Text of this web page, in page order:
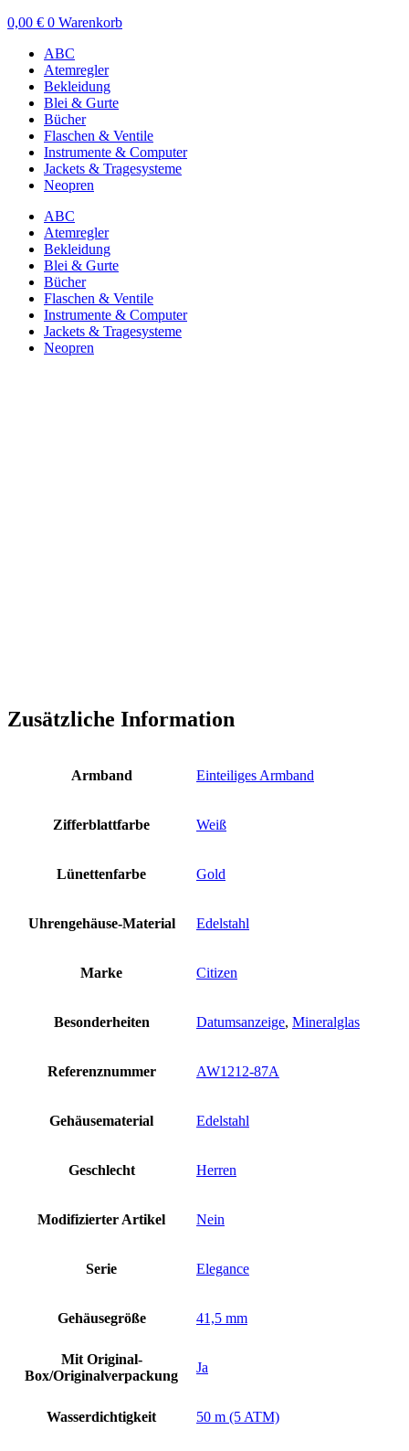
0,00 € 0 Warenkorb
ABC
Atemregler
Bekleidung
Blei & Gurte
Bücher
Flaschen & Ventile
Instrumente & Computer
Jackets & Tragesysteme
Neopren
ABC
Atemregler
Bekleidung
Blei & Gurte
Bücher
Flaschen & Ventile
Instrumente & Computer
Jackets & Tragesysteme
Neopren
Zusätzliche Information
Armband Einteiliges Armband
Zifferblattfarbe Weiß
Lünettenfarbe Gold
Uhrengehäuse-Material Edelstahl
Marke Citizen
Besonderheiten Datumsanzeige, Mineralglas
Referenznummer AW1212-87A
Gehäusematerial Edelstahl
Geschlecht Herren
Modifizierter Artikel Nein
Serie Elegance
Gehäusegröße 41,5 mm
Mit Original-
Box/Originalverpackung
Ja
Wasserdichtigkeit 50 m (5 ATM)